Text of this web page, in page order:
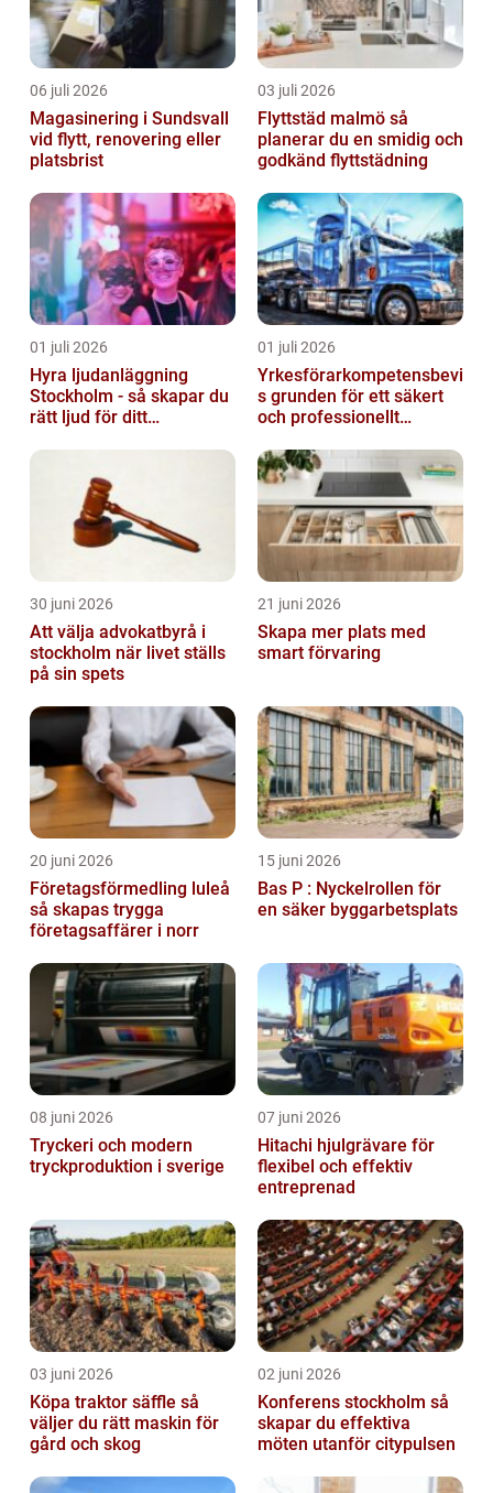
06 juli 2026
Magasinering i Sundsvall
vid flytt, renovering eller
platsbrist
03 juli 2026
Flyttstäd malmö så
planerar du en smidig och
godkänd flyttstädning
01 juli 2026
Hyra ljudanläggning
Stockholm - så skapar du
rätt ljud för ditt
01 juli 2026
Yrkesförarkompetensbevi
s grunden för ett säkert
och professionellt
30 juni 2026
Att välja advokatbyrå i
stockholm när livet ställs
på sin spets
21 juni 2026
Skapa mer plats med
smart förvaring
20 juni 2026
Företagsförmedling luleå
så skapas trygga
företagsaffärer i norr
15 juni 2026
Bas P : Nyckelrollen för
en säker byggarbetsplats
08 juni 2026
Tryckeri och modern
tryckproduktion i sverige
07 juni 2026
Hitachi hjulgrävare för
flexibel och effektiv
entreprenad
03 juni 2026
Köpa traktor säffle så
väljer du rätt maskin för
gård och skog
02 juni 2026
Konferens stockholm så
skapar du effektiva
möten utanför citypulsen